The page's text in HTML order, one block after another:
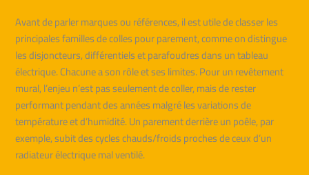
Avant de parler marques ou références, il est utile de classer les
principales familles de colles pour parement, comme on distingue
les disjoncteurs, différentiels et parafoudres dans un tableau
électrique. Chacune a son rôle et ses limites. Pour un revêtement
mural, l’enjeu n’est pas seulement de coller, mais de rester
performant pendant des années malgré les variations de
température et d’humidité. Un parement derrière un poêle, par
exemple, subit des cycles chauds/froids proches de ceux d’un
radiateur électrique mal ventilé.